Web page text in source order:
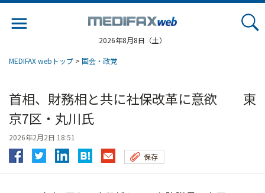
2026年8月8日（土）
MEDIFAX webトップ > 国会・政党
首相、財務相と共に社保改革に意欲 東
京7区・丸川氏
2026年2月2日 18:51
保存